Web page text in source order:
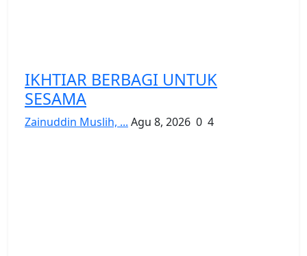
IKHTIAR BERBAGI UNTUK
SESAMA
Zainuddin Muslih, ... Agu 8, 2026 0 4